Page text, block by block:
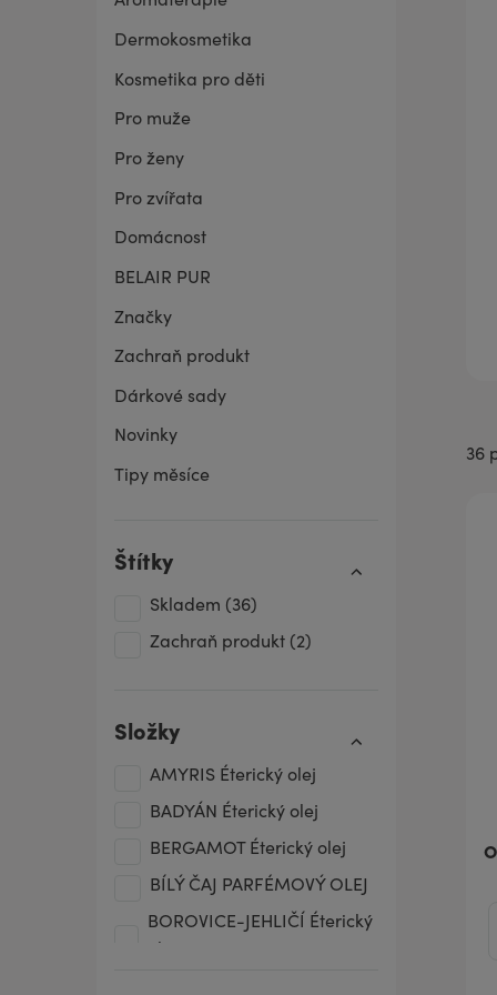
BELAIR PUR Lite
Co mě trápí
Vaginální suchost
Sada pro grilování
36
Dermokosmetika
Kosmetika pro děti
Pro muže
Pro ženy
Pro zvířata
Domácnost
BELAIR PUR
Značky
Zachraň produkt
Dárkové sady
Novinky
Tipy měsíce
Štítky
(36)
Skladem
(2)
Zachraň produkt
Složky
AMYRIS Éterický olej
BADYÁN Éterický olej
BERGAMOT Éterický olej
BÍLÝ ČAJ PARFÉMOVÝ OLEJ
BOROVICE-JEHLIČÍ Éterický
olej